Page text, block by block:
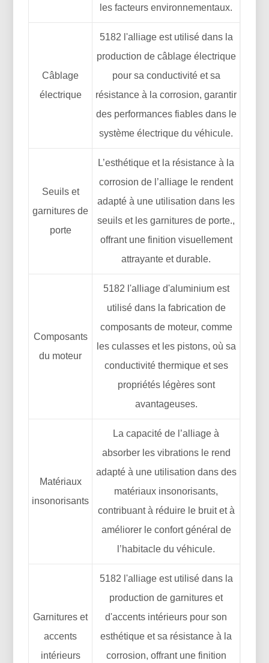
les facteurs environnementaux.
Câblage
électrique
5182 l'alliage est utilisé dans la
production de câblage électrique
pour sa conductivité et sa
résistance à la corrosion, garantir
des performances fiables dans le
système électrique du véhicule.
Seuils et
garnitures de
porte
L’esthétique et la résistance à la
corrosion de l’alliage le rendent
adapté à une utilisation dans les
seuils et les garnitures de porte.,
offrant une finition visuellement
attrayante et durable.
Composants
du moteur
5182 l'alliage d'aluminium est
utilisé dans la fabrication de
composants de moteur, comme
les culasses et les pistons, où sa
conductivité thermique et ses
propriétés légères sont
avantageuses.
Matériaux
insonorisants
La capacité de l’alliage à
absorber les vibrations le rend
adapté à une utilisation dans des
matériaux insonorisants,
contribuant à réduire le bruit et à
améliorer le confort général de
l’habitacle du véhicule.
Garnitures et
accents
intérieurs
5182 l'alliage est utilisé dans la
production de garnitures et
d'accents intérieurs pour son
esthétique et sa résistance à la
corrosion, offrant une finition